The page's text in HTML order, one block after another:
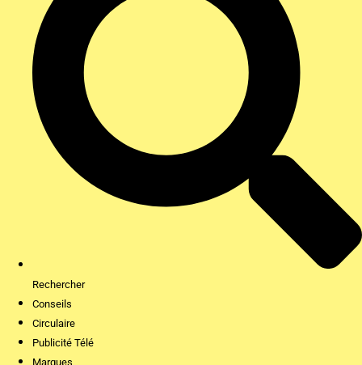
Rechercher
Conseils
Circulaire
Publicité Télé
Marques